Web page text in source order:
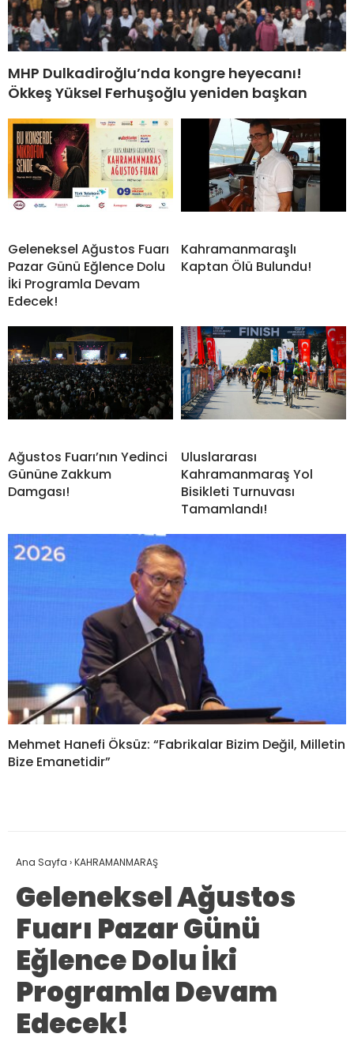
MHP Dulkadiroğlu’nda kongre heyecanı!
Ökkeş Yüksel Ferhuşoğlu yeniden başkan
Geleneksel Ağustos Fuarı
Pazar Günü Eğlence Dolu
İki Programla Devam
Edecek!
Kahramanmaraşlı
Kaptan Ölü Bulundu!
Ağustos Fuarı’nın Yedinci
Gününe Zakkum
Damgası!
Uluslararası
Kahramanmaraş Yol
Bisikleti Turnuvası
Tamamlandı!
Mehmet Hanefi Öksüz: “Fabrikalar Bizim Değil, Milletin
Bize Emanetidir”
Ana Sayfa ›KAHRAMANMARAŞ
Geleneksel Ağustos
Fuarı Pazar Günü
Eğlence Dolu İki
Programla Devam
Edecek!